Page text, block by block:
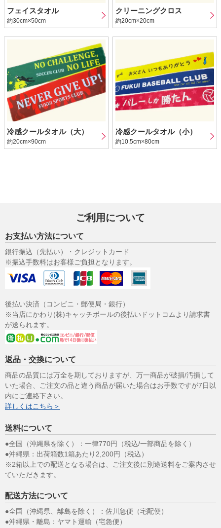
フェイスタオル
約30cm×50cm
クリーニングクロス
約20cm×20cm
冷感クールタオル（大）
約20cm×90cm
冷感クールタオル（小）
約10.5cm×80cm
ご利用について
お支払い方法について
銀行振込（先払い）・クレジットカード
※振込手数料はお客様ご負担となります。
後払い決済（コンビニ・郵便局・銀行）
※当店にかわり(株)キャッチボールの後払いドットコムより請求書
が送られます。
返品・交換について
商品の品質には万全を期しておりますが、万一商品が破損/汚損して
いた場合、ご注文の品と違う商品が届いた場合はお手数ですが7日以
内にご連絡下さい。
詳しくはこちら＞
送料について
●全国（沖縄県を除く）：一律770円（税込/一部商品を除く）
●沖縄県：出荷箱数1箱あたり2,200円（税込）
※2箱以上での配送となる場合は、ご注文後に別途送料をご案内させ
ていただきます。
配送方法について
●全国（沖縄県、離島を除く）：佐川急便（宅配便）
●沖縄県・離島：ヤマト運輸（宅急便）